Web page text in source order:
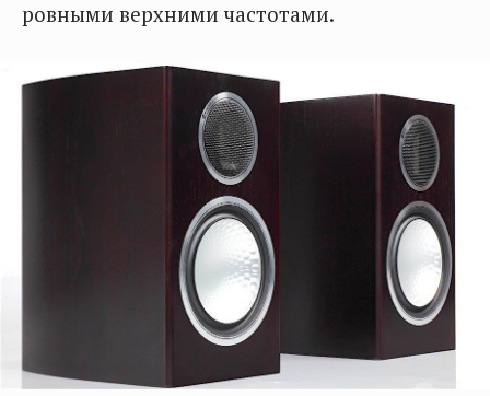
ровными верхними частотами.